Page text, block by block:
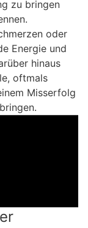
zu bringen
oder
Energie und
hinaus
oftmals
Misserfolg